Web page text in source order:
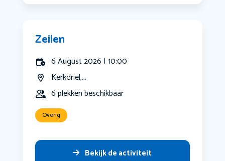
Zeilen
6 August 2026 | 10:00
Kerkdriel,...
6 plekken beschikbaar
Overig
Bekijk de activiteit